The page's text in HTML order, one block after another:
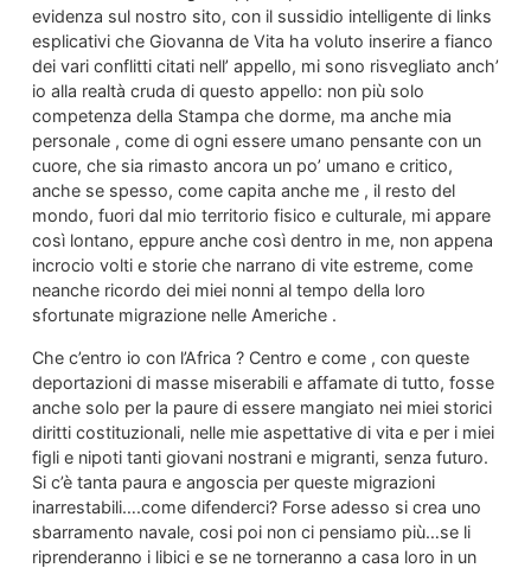
evidenza sul nostro sito, con il sussidio intelligente di links
esplicativi che Giovanna de Vita ha voluto inserire a fianco
dei vari conflitti citati nell’ appello, mi sono risvegliato anch’
io alla realtà cruda di questo appello: non più solo
competenza della Stampa che dorme, ma anche mia
personale , come di ogni essere umano pensante con un
cuore, che sia rimasto ancora un po’ umano e critico,
anche se spesso, come capita anche me , il resto del
mondo, fuori dal mio territorio fisico e culturale, mi appare
così lontano, eppure anche così dentro in me, non appena
incrocio volti e storie che narrano di vite estreme, come
neanche ricordo dei miei nonni al tempo della loro
sfortunate migrazione nelle Americhe .
Che c’entro io con l’Africa ? Centro e come , con queste
deportazioni di masse miserabili e affamate di tutto, fosse
anche solo per la paure di essere mangiato nei miei storici
diritti costituzionali, nelle mie aspettative di vita e per i miei
figli e nipoti tanti giovani nostrani e migranti, senza futuro.
Si c’è tanta paura e angoscia per queste migrazioni
inarrestabili….come difenderci? Forse adesso si crea uno
sbarramento navale, cosi poi non ci pensiamo più…se li
riprenderanno i libici e se ne torneranno a casa loro in un